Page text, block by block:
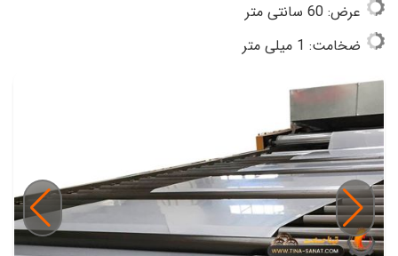
عرض: 60 سانتی متر
ضخامت: 1 میلی متر